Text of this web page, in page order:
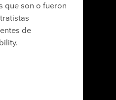
que son o fueron
de